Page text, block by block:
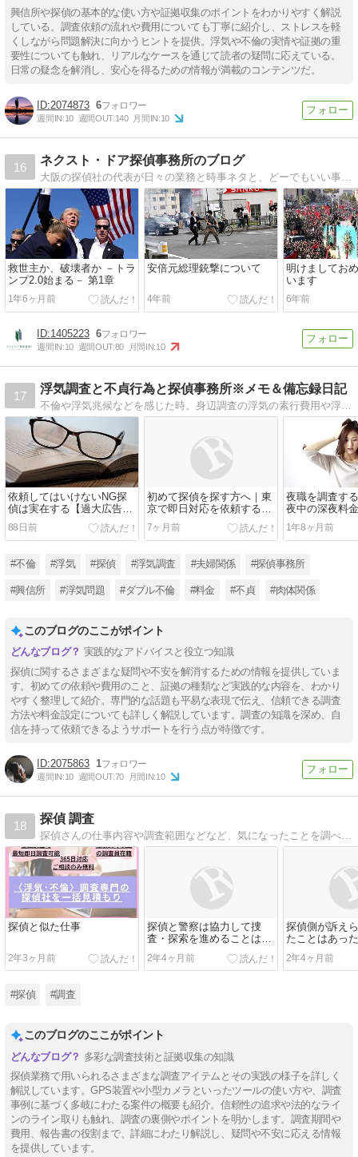
興信所や探偵の基本的な使い方や証拠収集のポイントをわかりやすく解説
している。調査依頼の流れや費用についても丁寧に紹介し、ストレスを軽
くしながら問題解決に向かうヒントを提供。浮気や不倫の実情や証拠の重
要性についても触れ、リアルなケースを通じて読者の疑問に応えている。
日常の疑念を解消し、安心を得るための情報が満載のコンテンツだ。
2074873 6
週間IN:10 週間OUT:140 月間IN:10
16
ネクスト・ドア探偵事務所のブログ
救世主か、破壊者か －トラ
ンプ2.0始まる－ 第1章
1年6ヶ月前
安倍元総理銃撃について
4年前
明けましてお
います
6年前
1405223 6
週間IN:10 週間OUT:80 月間IN:10
17
浮気調査と不貞行為と探偵事務所※メモ＆備忘録日記
不倫や浮気兆候などを感じた時。身辺調査の浮気の素行費用や浮気問題について。探偵事務所の依頼するとき、事前に知っておきたい大切なポイント。調べたことをメモ代わりにここに書きとめます。
依頼してはいけないNG探
偵は実在する【過大広告や
格安料金には注意】
88日前
初めて探偵を探す方へ｜東
京で即日対応を依頼する前
7ヶ月前
夜職を調査す
夜中の深夜料
1年8ヶ月前
#不倫 #浮気 #探偵 #浮気調査 #夫婦関係 #探偵事務所
#興信所 #浮気問題 #ダブル不倫 #料金 #不貞 #肉体関係
このブログのここがポイント
実践的なアドバイスと役立つ知識
探偵に関するさまざまな疑問や不安を解消するための情報を提供していま
す。初めての依頼や費用のこと、証拠の種類など実践的な内容を、わかり
やすく整理して紹介。専門的な話題も平易な表現で伝え、信頼できる調査
方法や料金設定についても詳しく解説しています。調査の知識を深め、自
信を持って依頼できるようサポートを行う点が特徴です。
2075863 1
週間IN:10 週間OUT:70 月間IN:10
18
探偵 調査
探偵さんの仕事内容や調査範囲などなど、気になったことを調べてまとめていきます。
探偵と似た仕事
2年3ヶ月前
探偵と警察は協力して捜
査・探索を進めることはあ
るのか？
2年4ヶ月前
探偵側が訴え
たことはあっ
か？
2年4ヶ月前
#探偵 #調査
このブログのここがポイント
多彩な調査技術と証拠収集の知識
探偵業務で用いられるさまざまな調査アイテムとその実践の様子を詳しく
解説しています。GPS装置や小型カメラといったツールの使い方や、調査
事例に基づく多岐にわたる案件の概要も紹介。信頼性の追求や法的なライ
ンのライン取りも触れ、調査の裏側やポイントを明かします。調査期間や
費用、報告書の役割まで、詳細にわたり解説し、疑問や不安に応える情報
を提供しています。